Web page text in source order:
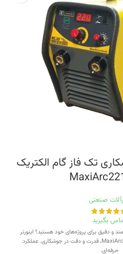
تک فاز گام الکتریک
صنعتی
بگیرید
و دقیق برای پروژه‌های خود هستید؟ اینورتر
جوشکاری گام الکتریک MaxiArc221Gcell، قدرت و دقت در جوشکاری. عملکرد
حرفه‌ای.